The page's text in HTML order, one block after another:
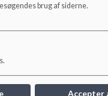
brug af siderne.
Accepter